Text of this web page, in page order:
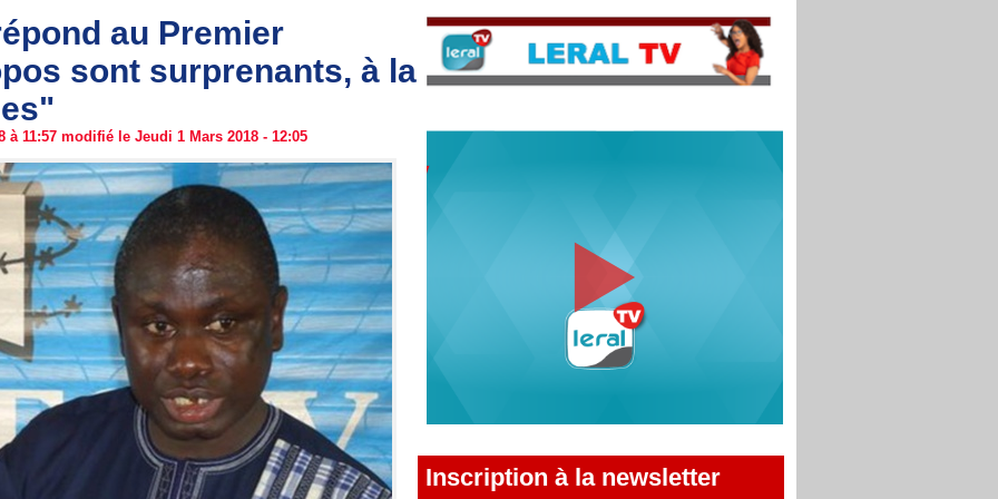
au Premier
sont surprenants, à la
11:57 modifié le Jeudi 1 Mars 2018 - 12:05
Inscription à la newsletter